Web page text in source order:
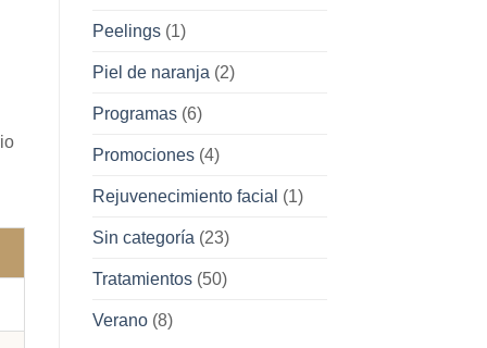
Peelings(1)
Piel de naranja (2)
Programas(6)
Promociones(4)
Rejuvenecimiento facial (1)
Sin categoría (23)
Tratamientos(50)
Verano(8)